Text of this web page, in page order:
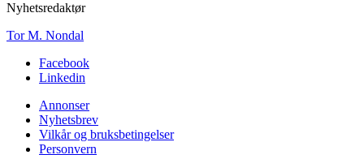
Nyhetsredaktør
Tor M. Nondal
Facebook
Linkedin
Annonser
Nyhetsbrev
Vilkår og bruksbetingelser
Personvern